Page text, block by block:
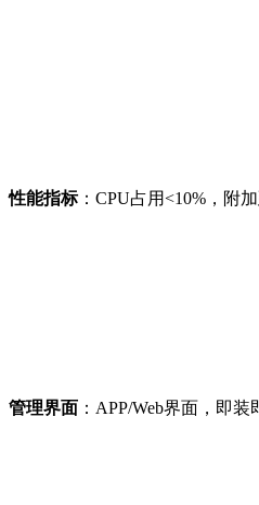
性能指标：CPU占用<10%，附加
管理界面 ：APP/Web界面，即装